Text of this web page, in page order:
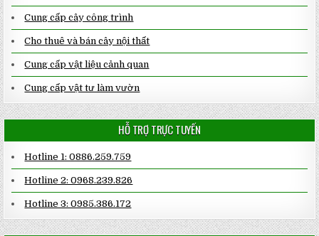
Cung cấp cây công trình
Cho thuê và bán cây nội thất
Cung cấp vật liệu cảnh quan
Cung cấp vật tư làm vườn
HỖ TRỢ TRỰC TUYẾN
Hotline 1: 0886.259.759
Hotline 2: 0968.239.826
Hotline 3: 0985.386.172